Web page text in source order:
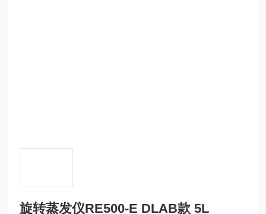
旋转蒸发仪RE500-E DLAB款 5L